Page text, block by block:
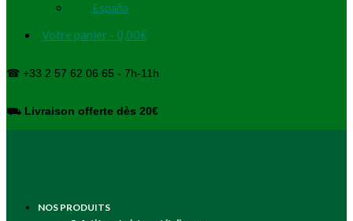
España
Votre panier - 0,00€
☎ +33 2 57 62 06 65 - 7h-11h
⛟ Livraison offerte dès 20€
NOS PRODUITS